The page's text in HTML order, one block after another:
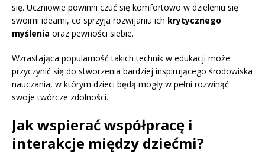
się. Uczniowie powinni czuć się komfortowo w dzieleniu się
swoimi ideami, co sprzyja rozwijaniu ich krytycznego
myślenia oraz pewności siebie.
Wzrastająca popularność takich technik w edukacji może
przyczynić się do stworzenia bardziej inspirującego środowiska
nauczania, w którym dzieci będą mogły w pełni rozwinąć
swoje twórcze zdolności.
Jak wspierać współpracę i
interakcje między dziećmi?